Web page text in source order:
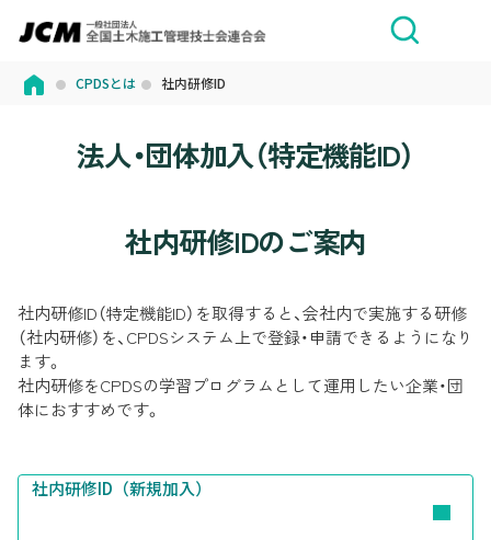
CPDSとは 社内研修ID
法人・団体加入（特定機能ID）
社内研修IDのご案内
社内研修ID（特定機能ID）を取得すると、会社内で実施する研修
（社内研修）を、CPDSシステム上で登録・申請できるようになり
ます。
社内研修をCPDSの学習プログラムとして運用したい企業・団
体におすすめです。
社内研修ID（新規加入）